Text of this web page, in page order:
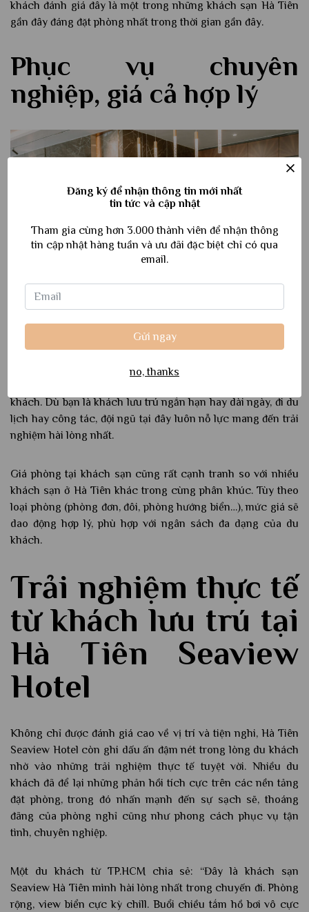
Đăng ký để nhận thông tin mới nhất
tin tức và cập nhật
Tham gia cùng hơn 3.000 thành viên để nhận thông
tin cập nhật hàng tuần và ưu đãi đặc biệt chỉ có qua
email.
Gửi ngay
no, thanks
khách đánh giá đây là một trong những khách sạn Hà Tiên
gần đây đáng đặt phòng nhất trong thời gian gần đây.
Phục vụ chuyên
nghiệp, giá cả hợp lý
Ngoài tiện nghi hiện đại và vị trí thuận lợi, Hà Tiên Seaview
Hotel còn ghi điểm nhờ vào đội ngũ nhân viên thân thiện,
khách. Dù bạn là khách lưu trú ngắn hạn hay dài ngày, đi du
lịch hay công tác, đội ngũ tại đây luôn nỗ lực mang đến trải
nghiệm hài lòng nhất.
Giá phòng tại khách sạn cũng rất cạnh tranh so với nhiều
khách sạn ở Hà Tiên khác trong cùng phân khúc. Tùy theo
loại phòng (phòng đơn, đôi, phòng hướng biển…), mức giá sẽ
dao động hợp lý, phù hợp với ngân sách đa dạng của du
khách.
Trải nghiệm thực tế
từ khách lưu trú tại
Hà Tiên Seaview
Hotel
Không chỉ được đánh giá cao về vị trí và tiện nghi, Hà Tiên
Seaview Hotel còn ghi dấu ấn đậm nét trong lòng du khách
nhờ vào những trải nghiệm thực tế tuyệt vời. Nhiều du
khách đã để lại những phản hồi tích cực trên các nền tảng
đặt phòng, trong đó nhấn mạnh đến sự sạch sẽ, thoáng
đãng của phòng nghỉ cũng như phong cách phục vụ tận
tình, chuyên nghiệp.
Một du khách từ TP.HCM chia sẻ: “Đây là khách sạn
Seaview Hà Tiên mình hài lòng nhất trong chuyến đi. Phòng
rộng, view biển cực kỳ chill. Buổi chiều tắm hồ bơi vô cực